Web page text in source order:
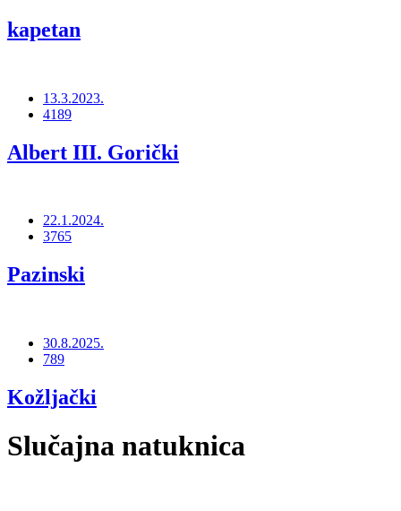
kapetan
13.3.2023.
4189
Albert III. Gorički
22.1.2024.
3765
Pazinski
30.8.2025.
789
Kožljački
Slučajna natuknica